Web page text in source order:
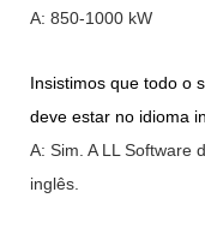
A: 850-1000 kW
Insistimos que todo o
deve estar no idioma
A: Sim. ALL Software
inglês.